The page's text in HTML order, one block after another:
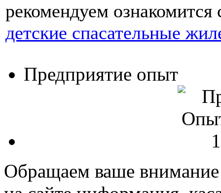
рекомендуем ознакомится
детские спасательные
Предприятие опыт
Обращаем ваше внимание